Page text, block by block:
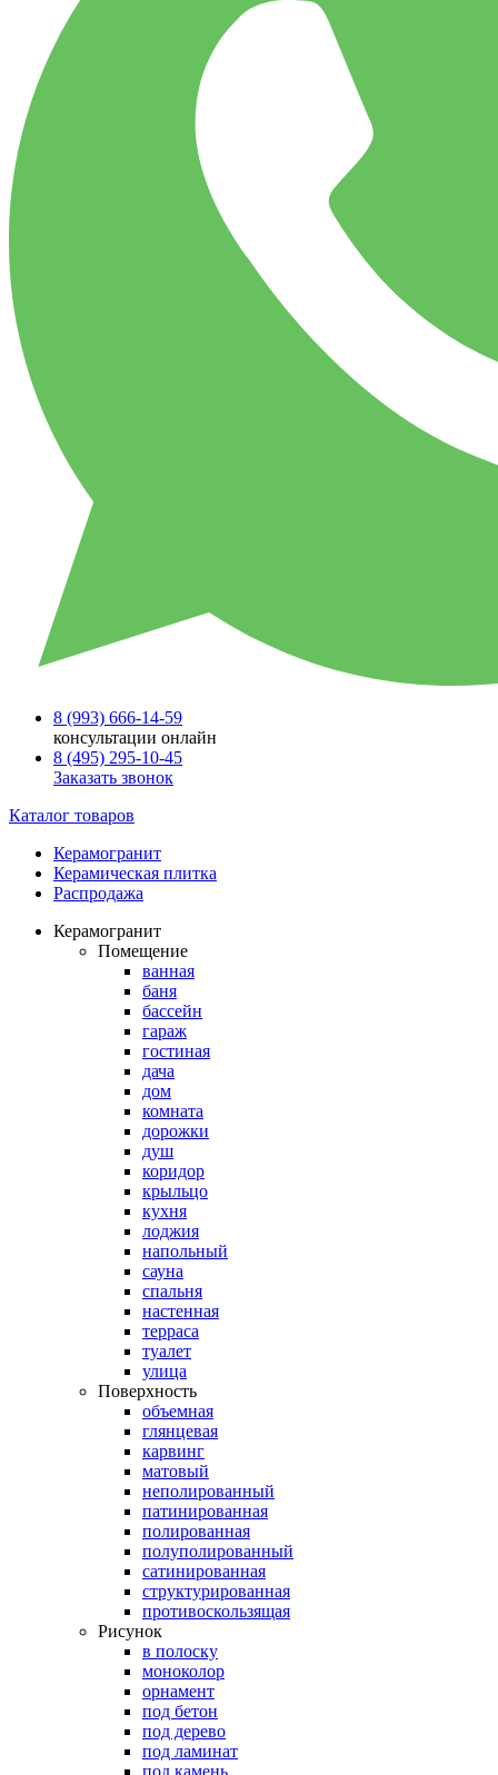
8 (993) 666-14-59
консультации онлайн
8 (495) 295-10-45
Заказать звонок
Каталог товаров
Керамогранит
Керамическая плитка
Распродажа
Керамогранит
Помещение
ванная
баня
бассейн
гараж
гостиная
дача
дом
комната
дорожки
душ
коридор
крыльцо
кухня
лоджия
напольный
сауна
спальня
настенная
терраса
туалет
улица
Поверхность
объемная
глянцевая
карвинг
матовый
неполированный
патинированная
полированная
полуполированный
сатинированная
структурированная
противоскользящая
Рисунок
в полоску
моноколор
орнамент
под бетон
под дерево
под ламинат
под камень